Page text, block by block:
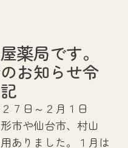
薬局です。
お知らせ令
７日～２月１日
市や仙台市、村山
ありました。１月は